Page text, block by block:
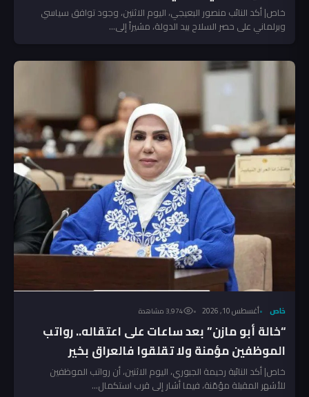
خاص| أكد النائب منصور البعيجي، اليوم الاثنين، وجود توافق سياسي
وبرلماني على حصر السلاح بيد الدولة، مشيراً إلى...
خاص أغسطس 10, 2026 3٬974 مشاهدة
“خالة أبو مازن” بعد ساعات على اعتقاله.. رواتب
الموظفين مؤمنة ولا تقلقوا فالعراق بخير
خاص| أكد النائبة رحيمة الجبوري، اليوم الاثنين، أن رواتب الموظفين
للأشهر المقبلة مؤمّنة، فيما أشار إلى قرب استكمال...